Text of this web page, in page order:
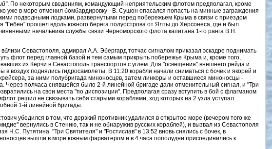
. По некоторым сведениям, командующий неприятельским флотом предполагал, кроме
уже в море отменил бомбардировку - В. Сушон опасался попасть на минные заграждения
подводными лодками, развернутыми перед побережьем Крыма в связи с приездом
"Гебен" прошел вдоль южного берега полуострова от Ялты до Херсонеса, где и был
начальника службы связи Черноморского флота капитана 1-го ранга В.Н.
Севастополя, адмирал А.А. Эбергард тотчас сигналом приказал эскадре поднимать
флот перед главной базой и тем самым прикрыть побережье Крыма и, кроме того,
из Керчи в Севастополь транспортов с углем. Для "освещения" внешнего рейда и
в воздух поднялись гидросамолеты. В 11:20 корабли начали сниматься с бочек и якорей и
за ними полубригада миноносцев, затем линкоры и оставшиеся миноносцы -
Через полчаса снявшейся было 2-й линейной бригаде дали отменительный сигнал, и "Три
на свои места "по диспозиции". Предполагая сразу вступить в бой с флагманом
решил не связывать себя старыми кораблями, ход которых на 2 узла уступал
1-й линейной бригады.
убедился в том, что дерзкий противник удалился в открытое море (вечером того же
вернулись в Стению, так и не обнаружив русских кораблей), и вызвал из Севастополя
Н.С. Путятина. "Три Святителя" и "Ростислав" в 13:52 вновь снялись с бочек, в
вышли в море южным фарватером и в 4 часа пополудни присоединились к